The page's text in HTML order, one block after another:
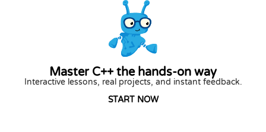
Master C++ the hands-on way
Interactive lessons, real projects, and instant feedback.
START NOW